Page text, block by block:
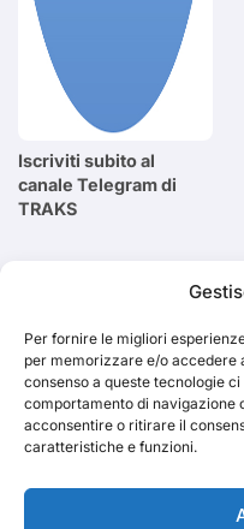
Per fornire le migliori
per memorizzare e/o accedere
consenso a queste tecnologie
comportamento di navigazione
acconsentire o ritirare il
caratteristiche e funzioni.
Iscriviti subito al
canale Telegram di
TRAKS